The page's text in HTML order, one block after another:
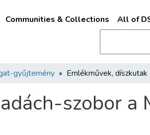
Communities & Collections All of
gyűjtemény
szobor a